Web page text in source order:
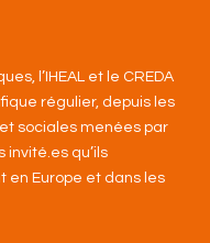
l’IHEAL et le CREDA
régulier, depuis les
sociales menées par
invité.es qu’ils
en Europe et dans les